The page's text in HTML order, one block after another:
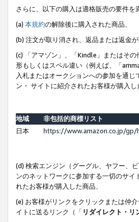
さらに、以下の購入は適格販売の要件
(a) 本規約の解除後に購入された商品、
(b) 注文が取り消され、返品または返金が
(c) 「アマゾン」、「Kindle」またはそ
形もしくはスペル違い（例えば、「
入札またはオークションへの参加を通じ
ン・ サイトに紹介されたお客様が購入し
地域
非包括的商標リスト
日本
https://www.amazon.co.jp/
(d) 検索エンジン（グーグル、ヤフー、
ンのネットワークに参加する一切のサイ
れたお客様が購入した商品、
(e) お客様がリンクをクリックまたは仲
イトに送るリンク（「 リダイレクト・リ